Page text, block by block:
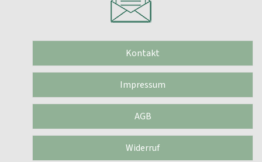
Kontakt
Impressum
AGB
Widerruf